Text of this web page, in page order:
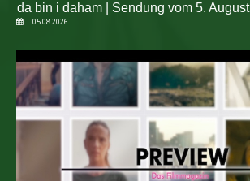
da bin i daham | Sendung vom 5. August
05.08.2026